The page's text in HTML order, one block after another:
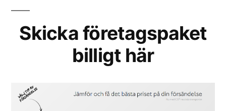
Skicka företagspaket
billigt här